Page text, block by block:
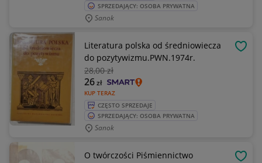
SPRZEDAJĄCY: OSOBA PRYWATNA
Sanok
Literatura polska od średniowiecza
do pozytywizmu.PWN.1974r.
28,00 zł
KUP TERAZ
26zł
CZĘSTO SPRZEDAJE
SPRZEDAJĄCY: OSOBA PRYWATNA
Sanok
O twórczości Piśmiennictwo